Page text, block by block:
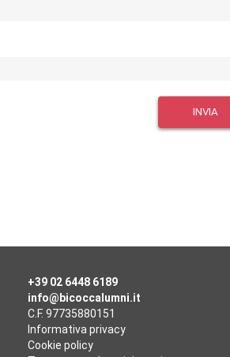
INVIA
+39 02 6448 6189
info@bicoccalumni.it
C.F. 97735880151
Informativa privacy
Cookie policy